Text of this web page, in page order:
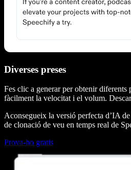
Diverses preses
Fes clic a generar per obtenir diferents
fàcilment la velocitat i el volum.
Aconsegueix la versió perfecta d’IA
de clonació de veu en temps real de
Prova-ho gratis